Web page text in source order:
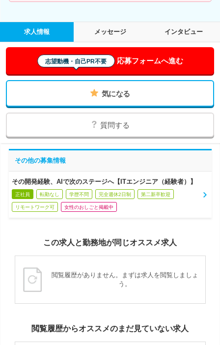
求人情報 メッセージ インタビュー
志望動機・自己PR不要 応募フォームへ進む
気になる
質問する
その他の募集情報
その開発経験、AIで次のステージへ【ITエンジニア（経験者）】
正社員 転勤なし 学歴不問 完全週休2日制 第二新卒歓迎
リモートワーク可 女性のおしごと掲載中
この求人と勤務地が同じオススメ求人
閲覧履歴がありません。まずは求人を閲覧しましょ
う。
閲覧履歴からオススメのまだ見ていない求人